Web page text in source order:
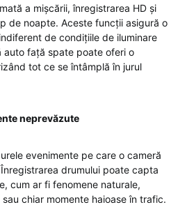
a mișcării, înregistrarea HD și
de noapte. Aceste funcții asigură o
de condițiile de iluminare
auto față spate poate oferi o
tot ce se întâmplă în jurul
neprevăzute
evenimente pe care o cameră
drumului poate capta
cum ar fi fenomene naturale,
chiar momente haioase în trafic.